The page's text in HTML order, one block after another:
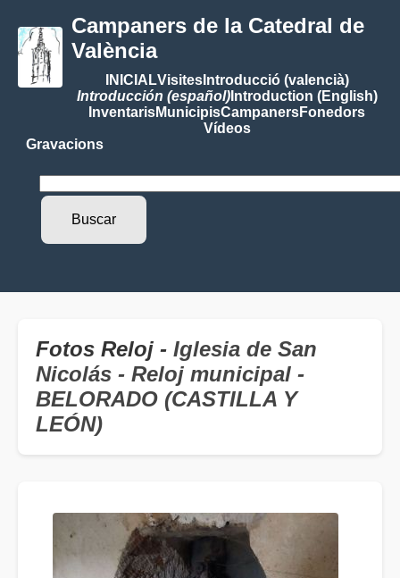
Campaners de la Catedral de
València
INICIALVisitesIntroducció (valencià)
Introducción (español)Introduction (English)
InventarisMunicipisCampanersFonedors
Vídeos
Gravacions
Fotos Reloj - Iglesia de San
Nicolás - Reloj municipal -
BELORADO (CASTILLA Y
LEÓN)